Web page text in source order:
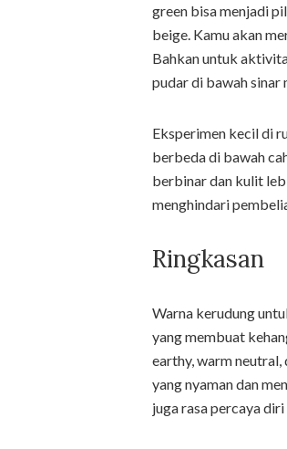
green bisa menjadi
beige. Kamu akan
Bahkan untuk
pudar di bawah sinar
Eksperimen kecil di
berbeda di bawah
berbinar dan kulit
menghindari
Ringkasan
Warna kerudung
yang membuat
earthy, warm neutral,
yang nyaman dan
juga rasa percaya